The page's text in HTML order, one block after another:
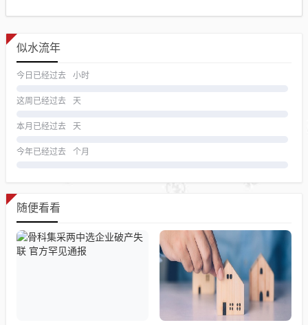
似水流年
今日已经过去 小时
这周已经过去 天
本月已经过去 天
今年已经过去 个月
随便看看